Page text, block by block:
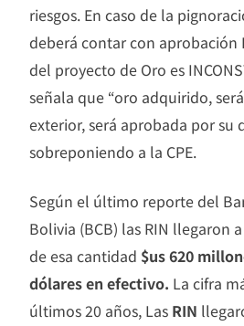
riesgos. En caso de la
deberá contar con aprobación
del proyecto de Oro es
señala que “oro adquirido,
exterior, será aprobada por su
sobreponiendo a la CPE.
Según el último reporte del
Bolivia (BCB) las RIN llegaron
de esa cantidad $us 620
dólares en efectivo. La cifra
últimos 20 años, Las RIN